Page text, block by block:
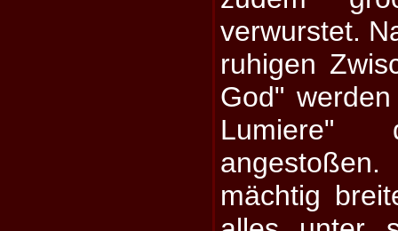
verwurstet.
ruhigen
God"
Lumiere"
mächtig